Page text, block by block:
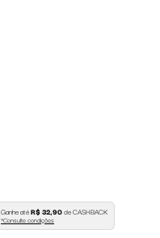
Ganhe atéR$ 32,90de CASHBACK
*Consulte condições